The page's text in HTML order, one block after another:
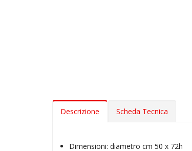
Descrizione Scheda Tecnica
Dimensioni: diametro cm 50 x 72h